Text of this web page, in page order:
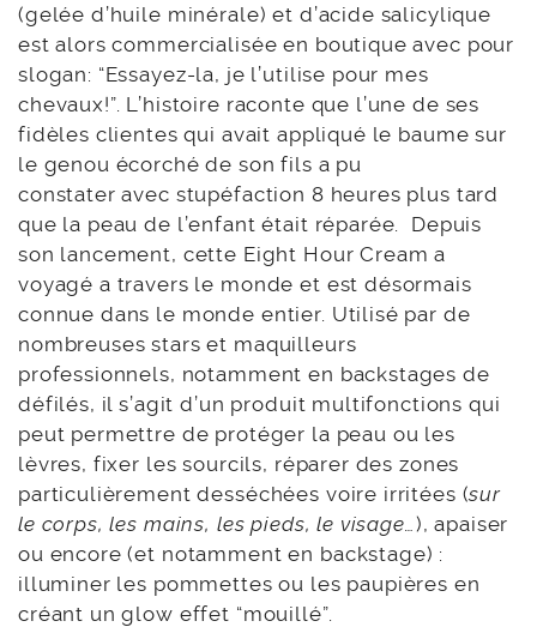
(gelée d’huile minérale) et d’acide salicylique
est alors commercialisée en boutique avec pour
slogan: “Essayez-la, je l’utilise pour mes
chevaux!”. L’histoire raconte que l’une de ses
fidèles clientes qui avait appliqué le baume sur
le genou écorché de son fils a pu
constater avec stupéfaction 8 heures plus tard
que la peau de l’enfant était réparée. Depuis
son lancement, cette Eight Hour Cream a
voyagé a travers le monde et est désormais
connue dans le monde entier. Utilisé par de
nombreuses stars et maquilleurs
professionnels, notamment en backstages de
défilés, il s’agit d’un produit multifonctions qui
peut permettre de protéger la peau ou les
lèvres, fixer les sourcils, réparer des zones
particulièrement desséchées voire irritées (sur
le corps, les mains, les pieds, le visage… ), apaiser
ou encore (et notamment en backstage) :
illuminer les pommettes ou les paupières en
créant un glow effet “mouillé”.